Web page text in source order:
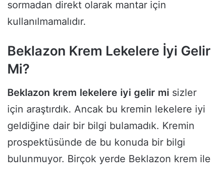
sormadan direkt olarak mantar için
kullanılmamalıdır.
Beklazon Krem Lekelere İyi Gelir
Mi?
Beklazon krem lekelere iyi gelir mi sizler
için araştırdık. Ancak bu kremin lekelere iyi
geldiğine dair bir bilgi bulamadık. Kremin
prospektüsünde de bu konuda bir bilgi
bulunmuyor. Birçok yerde Beklazon krem ile